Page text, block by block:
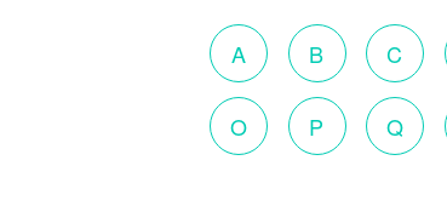
A B C
O P Q